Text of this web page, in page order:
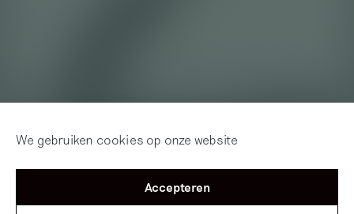
We gebruiken cookies op onze website
Accepteren